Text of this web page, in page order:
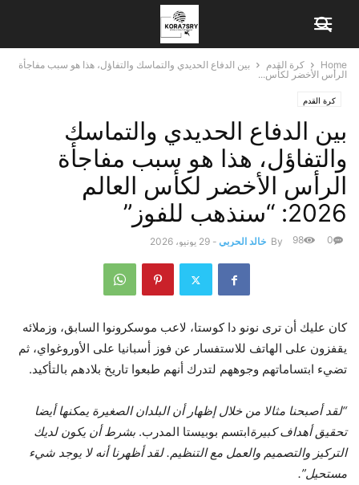
Home كرة القدم
بين الدفاع الحديدي والتماسك والتفاؤل، هذا هو سبب مفاجأة
الرأس الأخضر لكأس...
كرة القدم
بين الدفاع الحديدي والتماسك
والتفاؤل، هذا هو سبب مفاجأة
الرأس الأخضر لكأس العالم
2026: “سنذهب للفوز”
By خالد الحربي - 29 يونيو، 2026 0
98
كان عليك أن ترى نونو دا كوستا، لاعب موسكرونوا السابق، وزملائه
يقفزون على الهاتف للاستفسار عن فوز أسبانيا على الأوروغواي، ثم
تضيء ابتساماتهم وجوههم لتدرك أنهم طبعوا تاريخ بلادهم بالتأكيد.
“لقد أصبحنا مثالا من خلال إظهار أن البلدان الصغيرة يمكنها أيضا
تحقيق أهداف كبيرةابتسم بوبيستا المدرب. بشرط أن يكون لديك
التركيز والتصميم والعمل مع التنظيم. لقد أظهرنا أنه لا يوجد شيء
مستحيل”.